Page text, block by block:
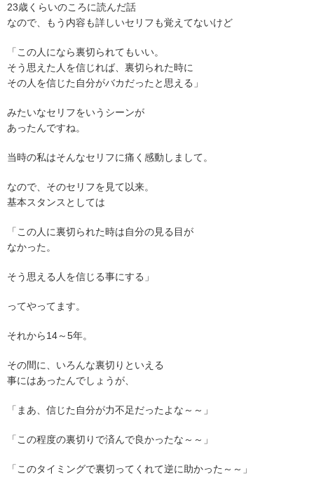
23歳くらいのころに読んだ話
なので、もう内容も詳しいセリフも覚えてないけど
「この人になら裏切られてもいい。
そう思えた人を信じれば、裏切られた時に
その人を信じた自分がバカだったと思える」
みたいなセリフをいうシーンが
あったんですね。
当時の私はそんなセリフに痛く感動しまして。
なので、そのセリフを見て以来。
基本スタンスとしては
「この人に裏切られた時は自分の見る目が
なかった。
そう思える人を信じる事にする」
ってやってます。
それから14～5年。
その間に、いろんな裏切りといえる
事にはあったんでしょうが、
「まあ、信じた自分が力不足だったよな～～」
「この程度の裏切りで済んで良かったな～～」
「このタイミングで裏切ってくれて逆に助かった～～」